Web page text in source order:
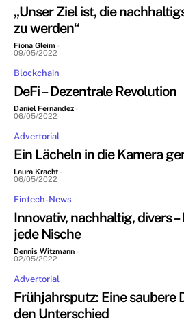
„Unser Ziel ist, die
zu werden“
Fiona Gleim -
09/05/2022
Blockchain
DeFi – Dezentrale Revolution
Daniel Fernandez -
06/05/2022
Advertorial
Ein Lächeln in die Kamera
Laura Kracht -
06/05/2022
Fintech-News
Innovativ, nachhaltig, divers
jede Nische
Dennis Witzmann -
02/05/2022
Advertorial
Frühjahrsputz: Eine saubere
den Unterschied